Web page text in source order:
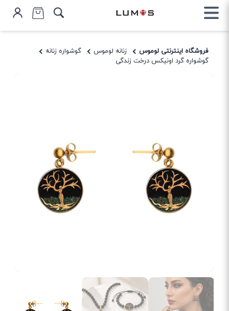
فروشگاه اینترنتی لوموس زنانه لوموس
گوشواره زنانه
گوشواره گرد اونیکس درخت زندگی